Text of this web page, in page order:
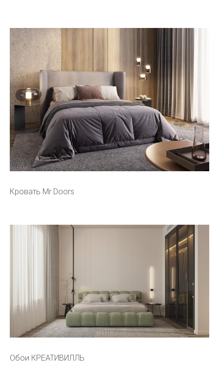
Кровать Mr Doors
Обои КРЕАТИВИЛЛЬ